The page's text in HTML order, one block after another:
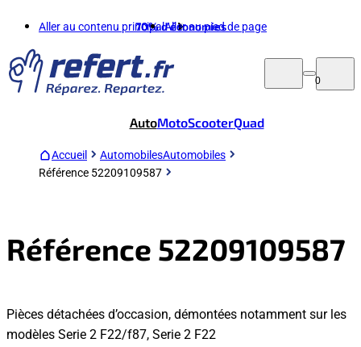
Aller au contenu principalAller au pied de page
70%d'économies
0
AutoMotoScooterQuad
Accueil AutomobilesAutomobiles
Référence 52209109587
Référence 52209109587
Pièces détachées d’occasion, démontées notamment sur les
modèles Serie 2 F22/f87, Serie 2 F22